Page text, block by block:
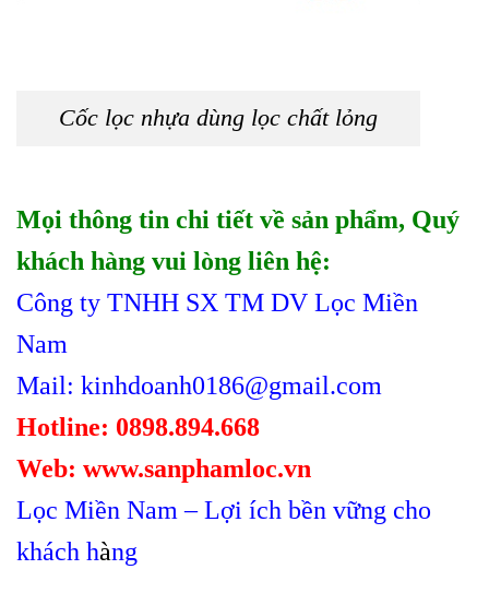
Cốc lọc nhựa dùng lọc chất lỏng
Mọi thông tin chi tiết về sản phẩm, Quý
khách hàng vui lòng liên hệ:
Công ty TNHH SX TM DV Lọc Miền
Nam
Mail: kinhdoanh0186@gmail.com
Hotline: 0898.894.668
Web: www.sanphamloc.vn
Lọc Miền Nam – Lợi ích bền vững cho
khách hàng